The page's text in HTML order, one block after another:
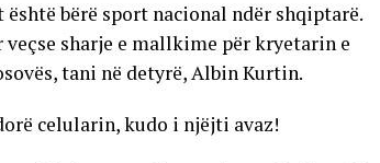
bërë sport nacional ndër shqiptarë.
sharje e mallkime për kryetarin e
tani në detyrë, Albin Kurtin.
celularin, kudo i njëjti avaz!